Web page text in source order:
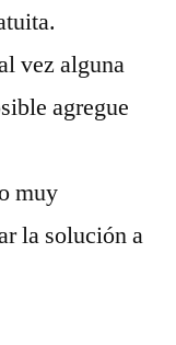
vez alguna
agregue
muy
la solución a